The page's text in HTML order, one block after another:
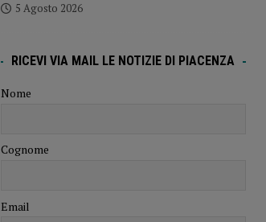
5 Agosto 2026
RICEVI VIA MAIL LE NOTIZIE DI PIACENZA
Nome
Cognome
Email